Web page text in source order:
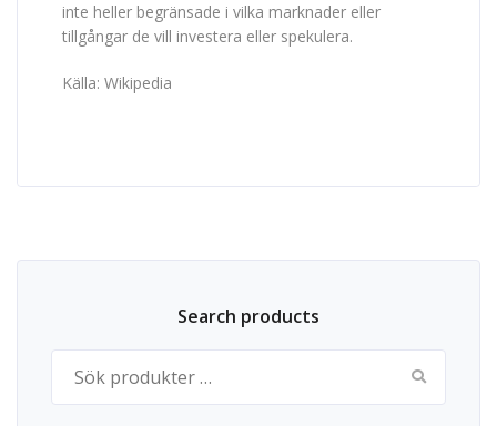
inte heller begränsade i vilka marknader eller
tillgångar de vill investera eller spekulera.
Källa: Wikipedia
Search products
Sök efter: